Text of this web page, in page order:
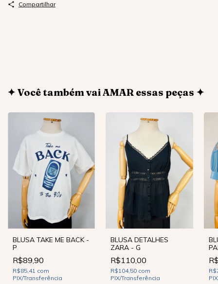
Compartilhar
✦ Você também vai AMAR essas peças ✦
BLUSA TAKE ME BACK -
P
R$89,90
R$85,41 com
PIX/Transferência
BLUSA DETALHES
ZARA - G
R$110,00
R$104,50 com
PIX/Transferência